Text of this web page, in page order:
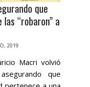
que
“robaron” a
2019
Macri volvió
que